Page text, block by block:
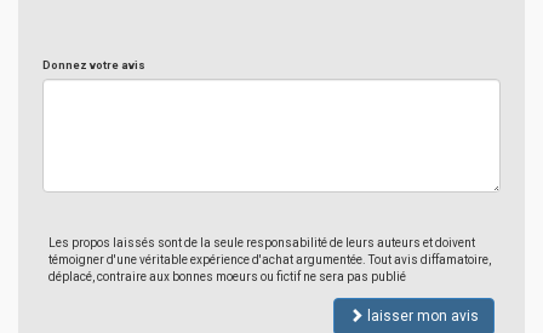
Donnez votre avis
Les propos laissés sont de la seule responsabilité de leurs auteurs et doivent
témoigner d'une véritable expérience d'achat argumentée. Tout avis diffamatoire,
déplacé, contraire aux bonnes moeurs ou fictif ne sera pas publié
laisser mon avis